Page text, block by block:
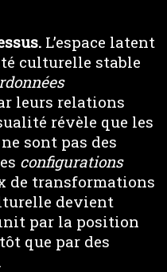
L’espace latent
culturelle stable
leurs relations
révèle que les
sont pas des
configurations
de transformations
devient
par la position
que par des